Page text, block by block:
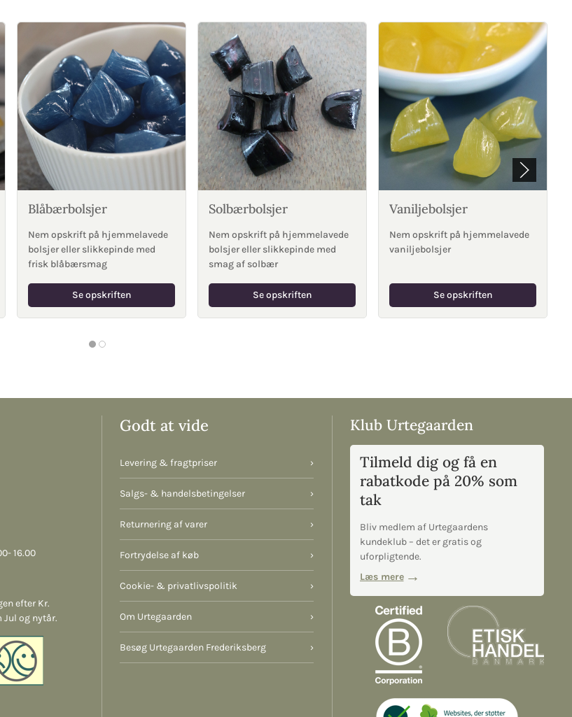
Blåbærbolsjer
Nem opskrift på hjemmelavede
bolsjer eller slikkepinde med
frisk blåbærsmag
Se opskriften
Solbærbolsjer
Nem opskrift på hjemmelavede
bolsjer eller slikkepinde med
smag af solbær
Se opskriften
Vaniljebolsjer
Nem opskrift på hjemmelavede
vaniljebolsjer
Se opskriften
16.00
efter Kr.
og nytår.
Godt at vide
Levering & fragtpriser ›
Salgs- & handelsbetingelser ›
Returnering af varer ›
Fortrydelse af køb ›
Cookie- & privatlivspolitik ›
Om Urtegaarden ›
Besøg Urtegaarden Frederiksberg ›
Klub Urtegaarden
Tilmeld dig og få en
rabatkode på 20% som
tak
Bliv medlem af Urtegaardens
kundeklub – det er gratis og
uforpligtende.
Læs mere